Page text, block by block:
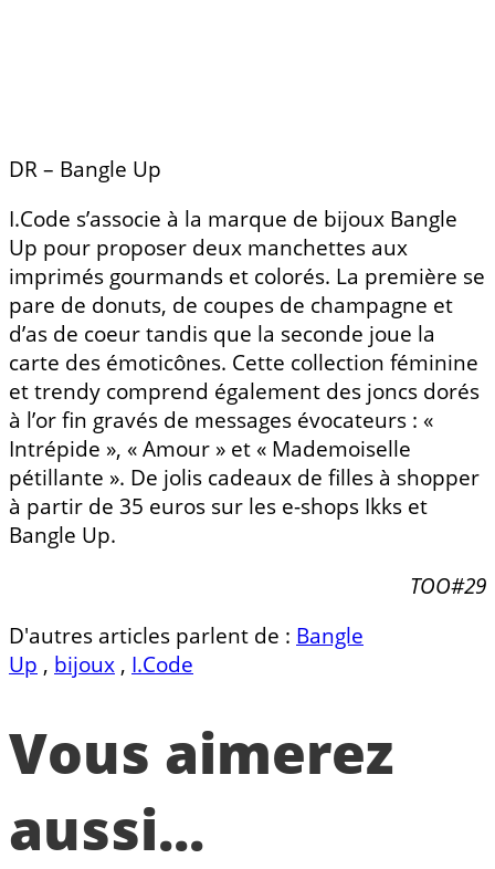
DR – Bangle Up
I.Code s’associe à la marque de bijoux Bangle
Up pour proposer deux manchettes aux
imprimés gourmands et colorés. La première se
pare de donuts, de coupes de champagne et
d’as de coeur tandis que la seconde joue la
carte des émoticônes. Cette collection féminine
et trendy comprend également des joncs dorés
à l’or fin gravés de messages évocateurs : «
Intrépide », « Amour » et « Mademoiselle
pétillante ». De jolis cadeaux de filles à shopper
à partir de 35 euros sur les e-shops Ikks et
Bangle Up.
TOO#29
D'autres articles parlent de : Bangle
Up , bijoux , I.Code
Vous aimerez
aussi...